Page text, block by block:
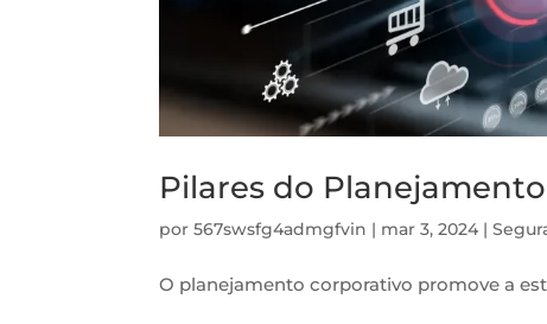
Pilares do
por567swsfg4admgfvin | mar 3, 2024 |
O planejamento corporativo promove a